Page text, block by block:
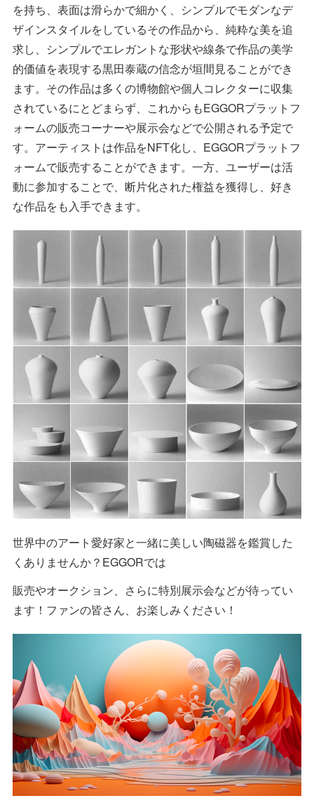
を持ち、表面は滑らかで細かく、シンプルでモダンなデ
ザインスタイルをしているその作品から、純粋な美を追
求し、シンプルでエレガントな形状や線条で作品の美学
的価値を表現する黒田泰蔵の信念が垣間見ることができ
ます。その作品は多くの博物館や個人コレクターに収集
されているにとどまらず、これからもEGGORプラットフ
ォームの販売コーナーや展示会などで公開される予定で
す。アーティストは作品をNFT化し、EGGORプラットフ
ォームで販売することができます。一方、ユーザーは活
動に参加することで、断片化された権益を獲得し、好き
な作品をも入手できます。
世界中のアート愛好家と一緒に美しい陶磁器を鑑賞した
くありませんか？EGGORでは
販売やオークション、さらに特別展示会などが待ってい
ます！ファンの皆さん、お楽しみください！